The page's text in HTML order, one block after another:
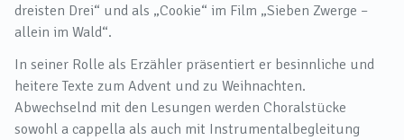
dreisten Drei“ und als „Cookie“ im Film „Sieben Zwerge –
allein im Wald“.
In seiner Rolle als Erzähler präsentiert er besinnliche und
heitere Texte zum Advent und zu Weihnachten.
Abwechselnd mit den Lesungen werden Choralstücke
sowohl a cappella als auch mit Instrumentalbegleitung